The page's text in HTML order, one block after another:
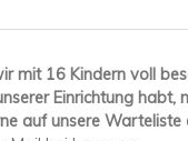
mit 16 Kindern voll
Einrichtung habt,
auf unsere Warteliste